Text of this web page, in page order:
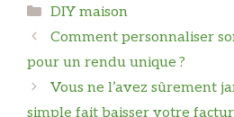
Catégories
DIY maison
Comment personnaliser
pour un rendu unique ?
Vous ne l’avez sûrement
simple fait baisser votre